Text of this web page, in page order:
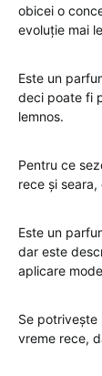
obicei o
evoluție mai
Este un
deci poate fi
lemnos.
Pentru ce
rece și
Este un
dar este
aplicare
Se potrivește
vreme rece,